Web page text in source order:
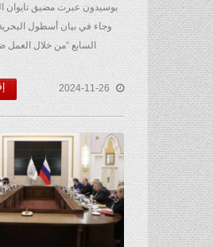
بوسيدون عبرت مضيق تايوان
وجاء في بيان أسطول البحرية
السابع “من خلال العمل
2024-11-26